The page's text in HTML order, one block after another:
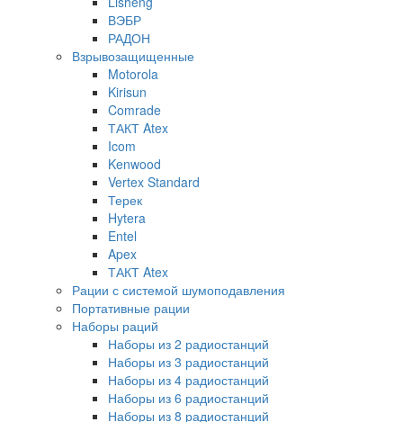
ВЭБР
РАДОН
Взрывозащищенные
Motorola
Kirisun
Comrade
ТАКТ Atex
Icom
Kenwood
Vertex Standard
Терек
Hytera
Entel
Apex
ТАКТ Atex
Рации с системой шумоподавления
Портативные рации
Наборы раций
Наборы из 2 радиостанций
Наборы из 3 радиостанций
Наборы из 4 радиостанций
Наборы из 6 радиостанций
Наборы из 8 радиостанций